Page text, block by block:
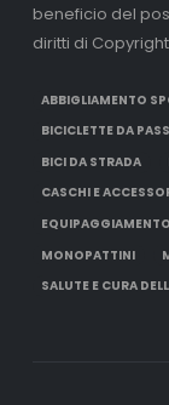
beneficio del
diritti di
ABBIGLIAMENTO
BICICLETTE DA
BICI DA STRADA
CASCHI E
MONOPATTINI
SALUTE E CURA